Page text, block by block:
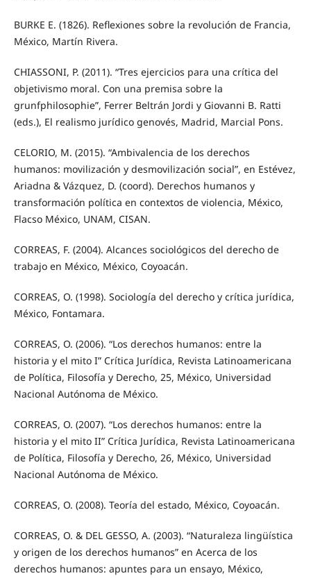
BURKE E. (1826). Reflexiones sobre la revolución de Francia,
México, Martín Rivera.
CHIASSONI, P. (2011). “Tres ejercicios para una crítica del
objetivismo moral. Con una premisa sobre la
grunfphilosophie”, Ferrer Beltrán Jordi y Giovanni B. Ratti
(eds.), El realismo jurídico genovés, Madrid, Marcial Pons.
CELORIO, M. (2015). “Ambivalencia de los derechos
humanos: movilización y desmovilización social”, en Estévez,
Ariadna & Vázquez, D. (coord). Derechos humanos y
transformación política en contextos de violencia, México,
Flacso México, UNAM, CISAN.
CORREAS, F. (2004). Alcances sociológicos del derecho de
trabajo en México, México, Coyoacán.
CORREAS, O. (1998). Sociología del derecho y crítica jurídica,
México, Fontamara.
CORREAS, O. (2006). “Los derechos humanos: entre la
historia y el mito I” Crítica Jurídica, Revista Latinoamericana
de Política, Filosofía y Derecho, 25, México, Universidad
Nacional Autónoma de México.
CORREAS, O. (2007). “Los derechos humanos: entre la
historia y el mito II” Crítica Jurídica, Revista Latinoamericana
de Política, Filosofía y Derecho, 26, México, Universidad
Nacional Autónoma de México.
CORREAS, O. (2008). Teoría del estado, México, Coyoacán.
CORREAS, O. & DEL GESSO, A. (2003). “Naturaleza lingüística
y origen de los derechos humanos” en Acerca de los
derechos humanos: apuntes para un ensayo, México,